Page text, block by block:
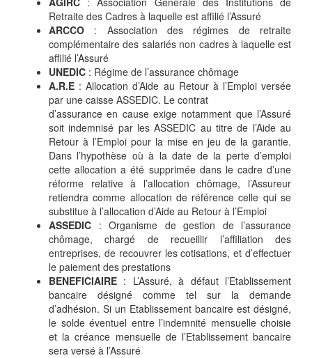
Retraite des Cadres à laquelle est affilié l’Assuré
ARCCO : Association des régimes de retraite
complémentaire des salariés non cadres à laquelle est
affilié l’Assuré
UNEDIC : Régime de l’assurance chômage
A.R.E : Allocation d’Aide au Retour à l’Emploi versée
par une caisse ASSEDIC. Le contrat
d’assurance en cause exige notamment que l’Assuré
soit indemnisé par les ASSEDIC au titre de l’Aide au
Retour à l’Emploi pour la mise en jeu de la garantie.
Dans l’hypothèse où à la date de la perte d’emploi
cette allocation a été supprimée dans le cadre d’une
réforme relative à l’allocation chômage, l’Assureur
retiendra comme allocation de référence celle qui se
substitue à l’allocation d’Aide au Retour à l’Emploi
ASSEDIC : Organisme de gestion de l’assurance
chômage, chargé de recueillir l’affiliation des
entreprises, de recouvrer les cotisations, et d’effectuer
le paiement des prestations
BENEFICIAIRE : L’Assuré, à défaut l’Etablissement
bancaire désigné comme tel sur la demande
d’adhésion. Si un Etablissement bancaire est désigné,
le solde éventuel entre l’indemnité mensuelle choisie
et la créance mensuelle de l’Etablissement bancaire
sera versé à l’Assuré